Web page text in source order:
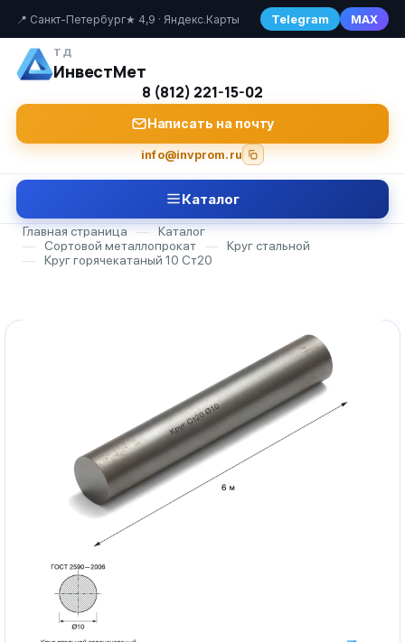
📍 Санкт-Петербург★ 4,9 · Яндекс.Карты Telegram MAX
ТД
ИнвестМет
8 (812) 221-15-02
Написать на почту
info@invprom.ru
Каталог
Главная страница —
Каталог
—
Сортовой металлопрокат —
Круг стальной
—
Круг горячекатаный 10 Ст20